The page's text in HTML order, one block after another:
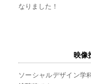
なりました！
映像
ソーシャルデザイン学